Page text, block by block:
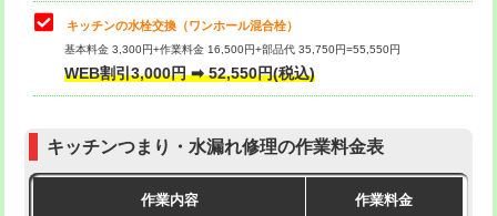
用（追加）/3ｍ超え)
給水管工事※（ライニング鋼管・銅
管・ポリ管・HT管使用/3ｍまで)
44,000円
管・ポリ管・HT管使用/3ｍ超え)
排水管工事（土の掘削・埋め戻し作
11,000円~
お風呂タンク脱着
その他部品の脱着
キッチンの水栓交換（ワンホール混合栓）
基本料金 3,300円+作業料金 16,500円+部品代 35,750円=55,550円
WEB割引3,000円 ➡ 52,550円(税込)
キッチンつまり・水漏れ修理の作業料金表
作業内容 作業料金